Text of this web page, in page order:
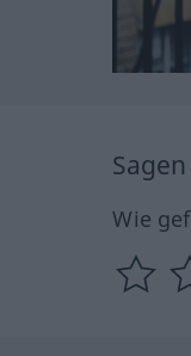
Wie